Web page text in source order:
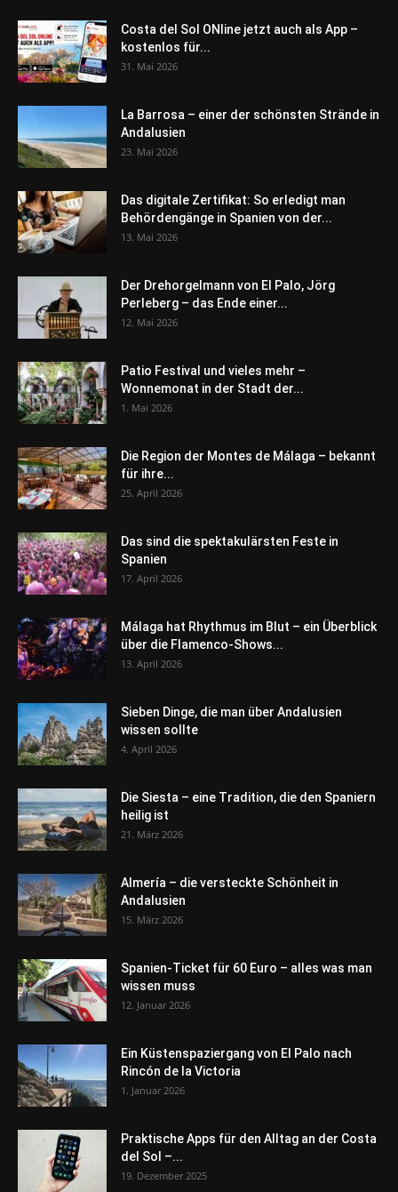
Costa del Sol ONline jetzt auch als App –
kostenlos für...
31. Mai 2026
La Barrosa – einer der schönsten Strände in
Andalusien
23. Mai 2026
Das digitale Zertifikat: So erledigt man
Behördengänge in Spanien von der...
13. Mai 2026
Der Drehorgelmann von El Palo, Jörg
Perleberg – das Ende einer...
12. Mai 2026
Patio Festival und vieles mehr –
Wonnemonat in der Stadt der...
1. Mai 2026
Die Region der Montes de Málaga – bekannt
für ihre...
25. April 2026
Das sind die spektakulärsten Feste in
Spanien
17. April 2026
Málaga hat Rhythmus im Blut – ein Überblick
über die Flamenco-Shows...
13. April 2026
Sieben Dinge, die man über Andalusien
wissen sollte
4. April 2026
Die Siesta – eine Tradition, die den Spaniern
heilig ist
21. März 2026
Almería – die versteckte Schönheit in
Andalusien
15. März 2026
Spanien-Ticket für 60 Euro – alles was man
wissen muss
12. Januar 2026
Ein Küstenspaziergang von El Palo nach
Rincón de la Victoria
1. Januar 2026
Praktische Apps für den Alltag an der Costa
del Sol –...
19. Dezember 2025